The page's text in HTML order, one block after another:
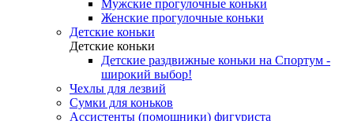
Мужские прогулочные коньки
Женские прогулочные коньки
Детские коньки
Детские коньки
Детские раздвижные коньки на Спортум -
широкий выбор!
Чехлы для лезвий
Сумки для коньков
Ассистенты (помощники) фигуриста